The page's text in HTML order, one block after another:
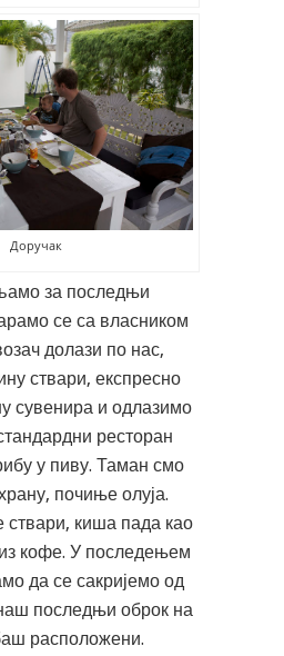
Доручак
за последњи
се са власником
долази по нас,
ствари, експресно
сувенира и одлазимо
ресторан
у пиву. Таман смо
почиње олуја.
ствари, киша пада као
кофе. У последењем
да се сакријемо од
последњи оброк на
расположени.